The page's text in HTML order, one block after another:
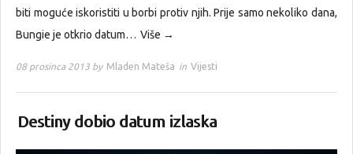
biti moguće iskoristiti u borbi protiv njih. Prije samo nekoliko dana,
Bungie je otkrio datum… Više →
08 prosinca 2013 by Mladen Mateša in Vijesti
Destiny dobio datum izlaska